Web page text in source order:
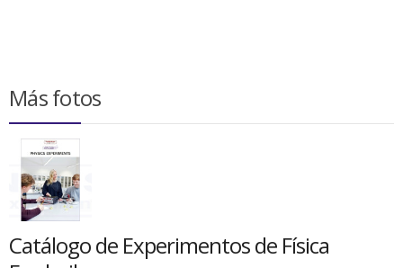
Más fotos
Catálogo de Experimentos de Física